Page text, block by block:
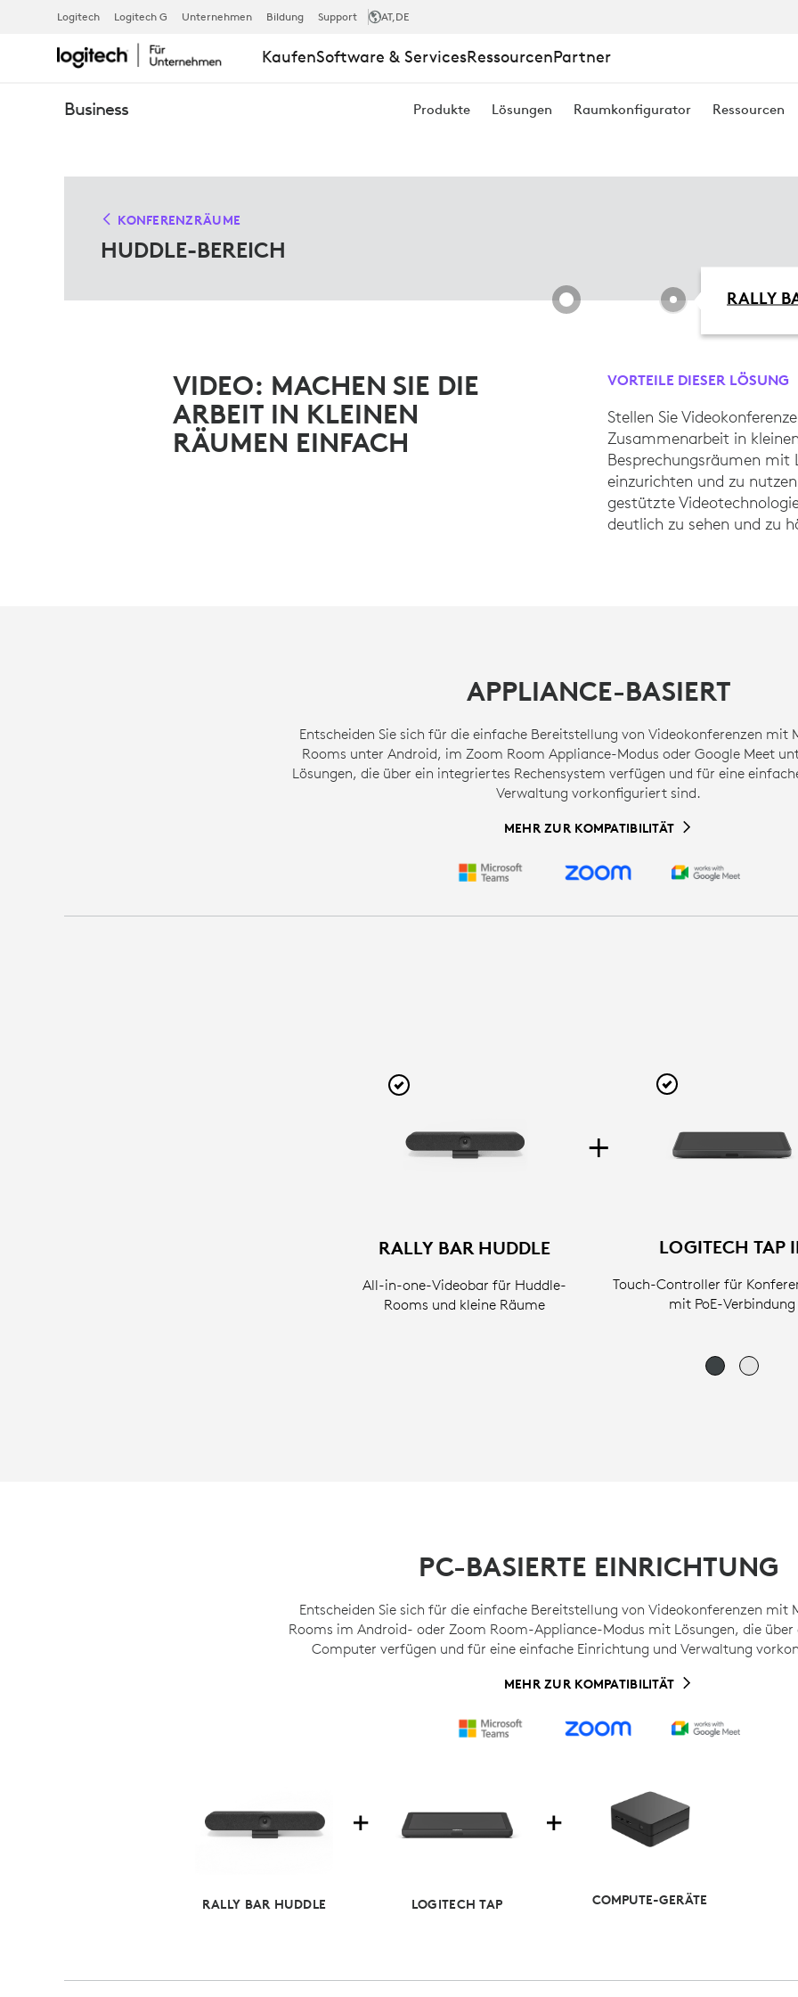
LÖSUNGEN
FÜR
HUDDLE-
ROOMS
Logitech Logitech G Unternehmen Bildung Support AT,DE
KaufenSoftware & ServicesRessourcenPartner
Business Produkte Lösungen Raumkonfigurator Ressourcen
KONFERENZRÄUME
HUDDLE-BEREICH
RALLY
VIDEO: MACHEN SIE DIE
ARBEIT IN KLEINEN
RÄUMEN EINFACH
VORTEILE DIESER LÖSUNG
Stellen Sie
Zusammenarbeit in
Besprechungsräumen mit
einzurichten und zu
gestützte
deutlich zu sehen und zu
APPLIANCE-BASIERT
Entscheiden Sie sich für die einfache Bereitstellung von Videokonferenzen mit
Rooms unter Android, im Zoom Room Appliance-Modus oder Google Meet
Lösungen, die über ein integriertes Rechensystem verfügen und für eine
Verwaltung vorkonfiguriert sind.
MEHR ZUR KOMPATIBILITÄT
RALLY BAR HUDDLE
All-in-one-Videobar für Huddle-
Rooms und kleine Räume
+
LOGITECH TAP
Touch-Controller für
mit PoE-Verbindung
PC-BASIERTE EINRICHTUNG
Entscheiden Sie sich für die einfache Bereitstellung von Videokonferenzen mit
Rooms im Android- oder Zoom Room-Appliance-Modus mit Lösungen, die
Computer verfügen und für eine einfache Einrichtung und Verwaltung
MEHR ZUR KOMPATIBILITÄT
RALLY BAR HUDDLE LOGITECH TAP COMPUTE-GERÄTE